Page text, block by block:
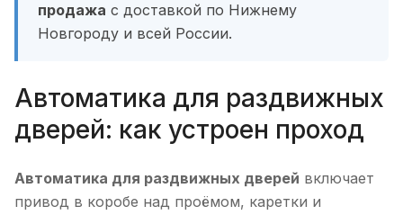
продажа с доставкой по Нижнему
Новгороду и всей России.
Автоматика для раздвижных
дверей: как устроен проход
Автоматика для раздвижных дверей включает
привод в коробе над проёмом, каретки и